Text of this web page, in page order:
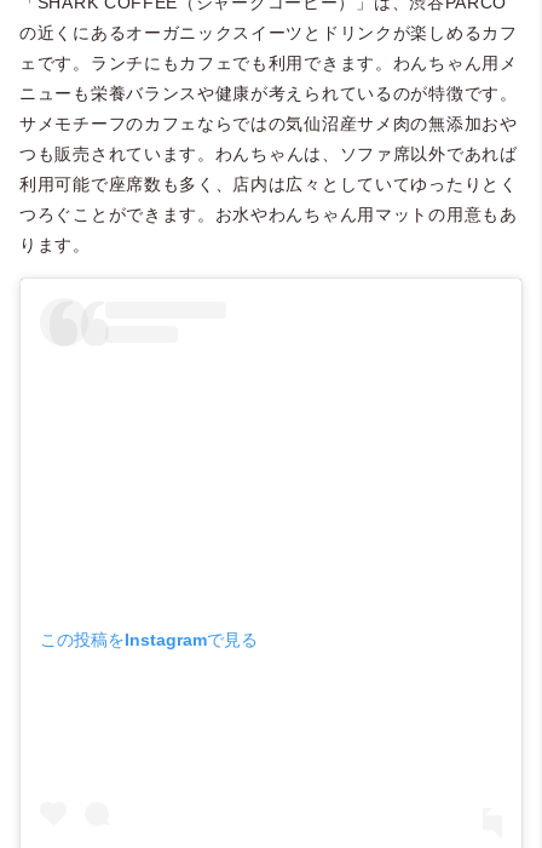
の近くにあるオーガニックスイーツとドリンクが楽しめるカフ
ェです。ランチにもカフェでも利用できます。わんちゃん用メ
ニューも栄養バランスや健康が考えられているのが特徴です。
サメモチーフのカフェならではの気仙沼産サメ肉の無添加おや
つも販売されています。 わんちゃんは、ソファ席以外であれば
利用可能で座席数も多く、店内は広々としていてゆったりとく
つろぐことができます。お水やわんちゃん用マットの用意もあ
ります。
この投稿をInstagramで見る